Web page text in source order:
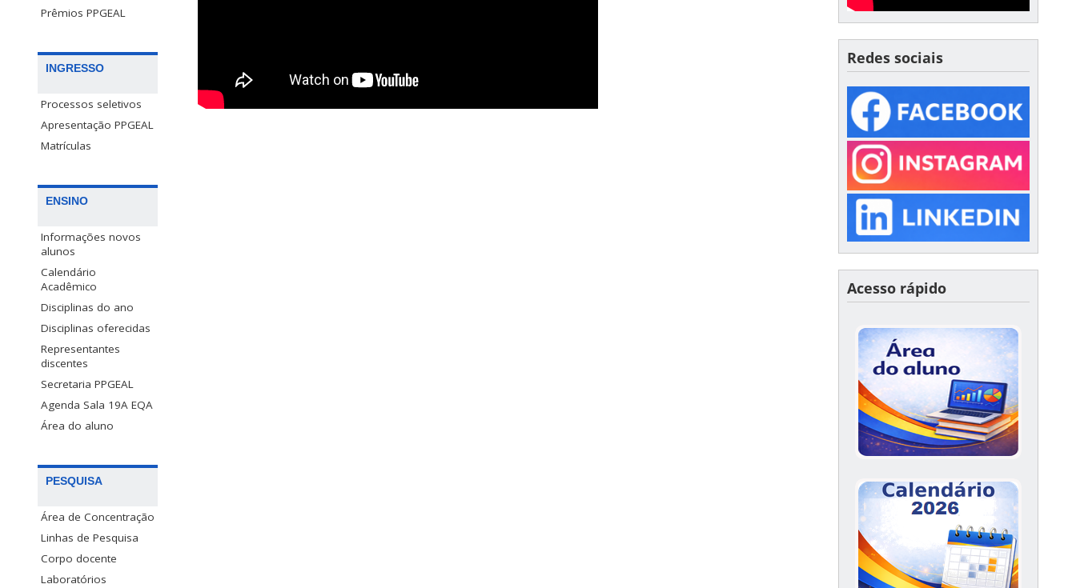
Prêmios PPGEAL
INGRESSO
Processos seletivos
Apresentação PPGEAL
Matrículas
ENSINO
Informações novos
alunos
Calendário
Acadêmico
Disciplinas do ano
Disciplinas oferecidas
Representantes
discentes
Secretaria PPGEAL
Agenda Sala 19A EQA
Área do aluno
PESQUISA
Área de Concentração
Linhas de Pesquisa
Corpo docente
Laboratórios
Redes sociais
Acesso rápido